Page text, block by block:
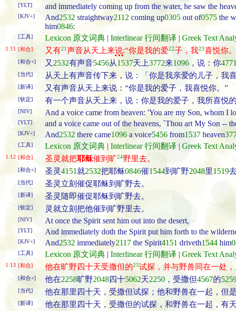
[YLT] and immediately coming up from the water, he saw the
[KJV+] And2532 straightway2112 coming up0305 out of0575 the
him0846:
[工具] Lexicon 原文词典 | Interlinear 行间翻译 | Greek Text
1:11 [和合] 又有21声音从天上来说:“你是我的爱22子，我23喜悦你
[和合+] 又 2532有声音5456从1537天上3772来1096 ，说：你4771
[当代] 从天上有声音传下来，说：「你是我亲爱的儿子，我喜
[新译] 又有声音从天上来说：“你是我的爱子，我喜悦你。”
[钦定] 有一个声音从天上来，说：你是我的爱子，我所喜悦的
[NIV] And a voice came from heaven: 'You are my Son, whom I
[YLT] and a voice came out of the heavens, `Thou art My Son --
[KJV+] And2532 there came1096 a voice5456 from1537 heaven
[工具] Lexicon 原文词典 | Interlinear 行间翻译 | Greek Text
1:12 [和合] 圣灵就把耶稣催到旷24野里去。
[和合+] 圣灵4151 就2532把耶稣0846催1544到旷野2048里1519
[当代] 圣灵立刻催促耶稣到旷野去。
[新译] 圣灵随即催促耶稣到旷野去。
[钦定] 灵就立刻把他催到旷野里去。
[NIV] At once the Spirit sent him out into the desert,
[YLT] And immediately doth the Spirit put him forth to the
[KJV+] And2532 immediately2117 the Spirit4151 driveth1544 him
[工具] Lexicon 原文词典 | Interlinear 行间翻译 | Greek Text
1:13 [和合] 他在旷野四十天受撒但的25试探，并与野兽同在一处
[和合+] 他在2258旷野2048四十5062天2250 ，受撒但4567的
[当代] 他在那里四十天，受撒但试探；他和野兽在一起，但
[新译] 他在那里四十天，受撒但的试探，和野兽在一起，有天